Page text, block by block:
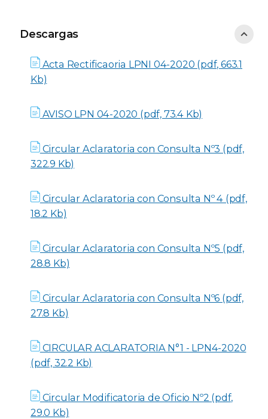
Descargas
Descargas
Acta Rectificaoria LPNI 04-2020 (pdf, 663.1
Kb)
AVISO LPN 04-2020 (pdf, 73.4 Kb)
Circular Aclaratoria con Consulta Nº3 (pdf,
322.9 Kb)
Circular Aclaratoria con Consulta Nº 4 (pdf,
18.2 Kb)
Circular Aclaratoria con Consulta Nº5 (pdf,
28.8 Kb)
Circular Aclaratoria con Consulta Nº6 (pdf,
27.8 Kb)
CIRCULAR ACLARATORIA N°1 - LPN4-2020
(pdf, 32.2 Kb)
Circular Modificatoria de Oficio Nº2 (pdf,
29.0 Kb)